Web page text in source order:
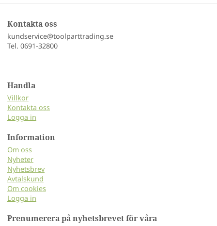
Kontakta oss
kundservice@toolparttrading.se
Tel. 0691-32800
Handla
Villkor
Kontakta oss
Logga in
Information
Om oss
Nyheter
Nyhetsbrev
Avtalskund
Om cookies
Logga in
Prenumerera på nyhetsbrevet för våra